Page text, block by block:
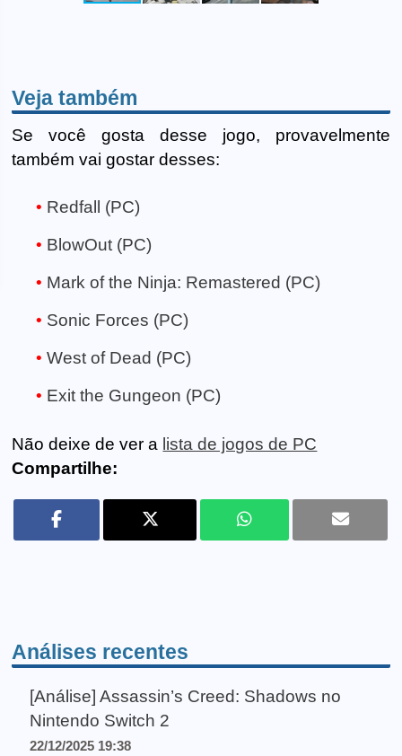
Veja também
Se você gosta desse jogo, provavelmente
também vai gostar desses:
Redfall (PC)
BlowOut (PC)
Mark of the Ninja: Remastered (PC)
Sonic Forces (PC)
West of Dead (PC)
Exit the Gungeon (PC)
Não deixe de ver a lista de jogos de PC
Compartilhe:
Análises recentes
[Análise] Assassin’s Creed: Shadows no
Nintendo Switch 2
22/12/2025 19:38